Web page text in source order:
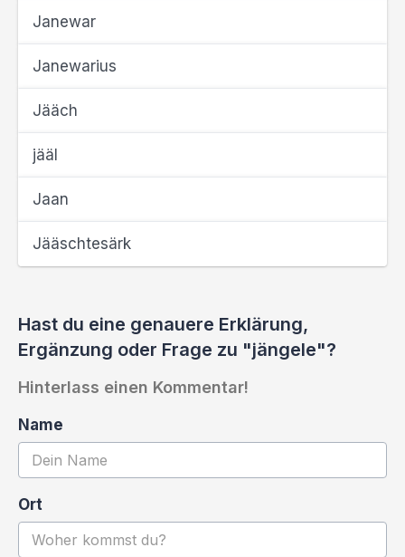
Janewar
Janewarius
Jääch
jääl
Jaan
Jääschtesärk
Hast du eine genauere Erklärung,
Ergänzung oder Frage zu "jängele"?
Hinterlass einen Kommentar!
Name
Ort